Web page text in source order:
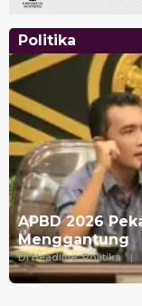
Politika
APBD 2026
Menggantung
Di Headline, Politika |